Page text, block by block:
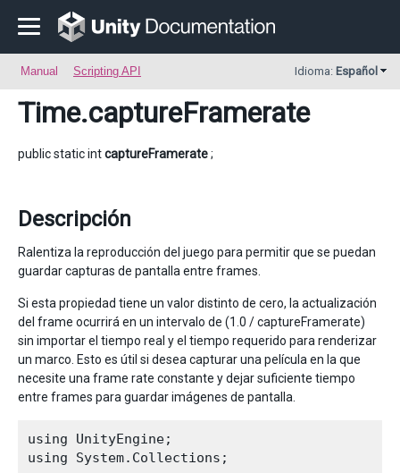
Manual Scripting API Idioma: Español
Time.captureFramerate
public static intcaptureFramerate;
Descripción
Ralentiza la reproducción del juego para permitir que se puedan
guardar capturas de pantalla entre frames.
Si esta propiedad tiene un valor distinto de cero, la actualización
del frame ocurrirá en un intervalo de (1.0 / captureFramerate)
sin importar el tiempo real y el tiempo requerido para renderizar
un marco. Esto es útil si desea capturar una película en la que
necesite una frame rate constante y dejar suficiente tiempo
entre frames para guardar imágenes de pantalla.
using UnityEngine;
using System.Collections;